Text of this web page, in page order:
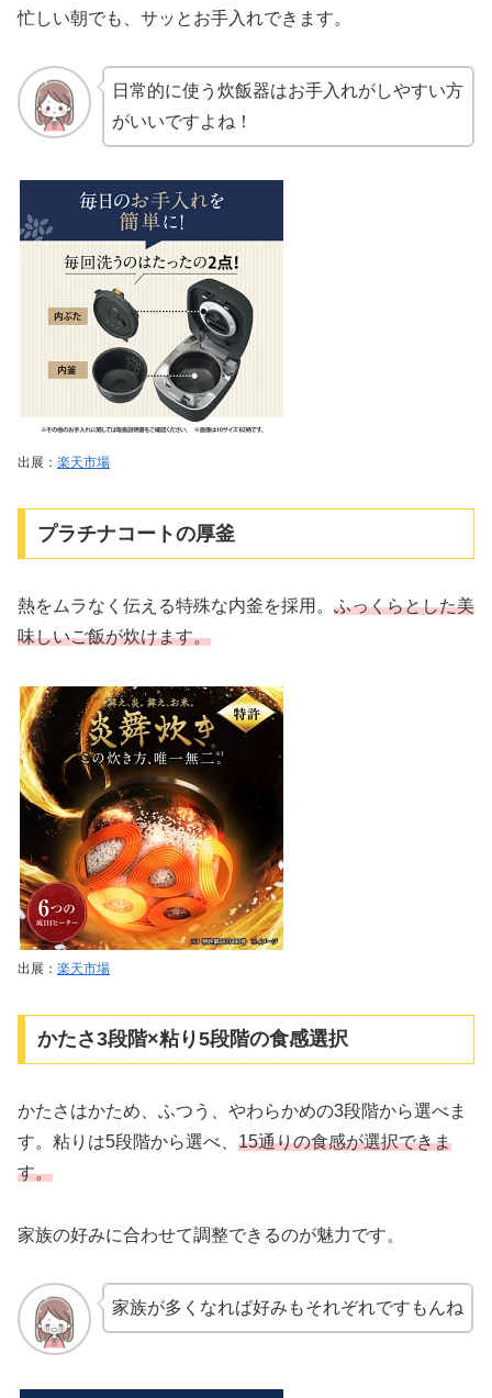
忙しい朝でも、サッとお手入れできます。
日常的に使う炊飯器はお手入れがしやすい方
がいいですよね！
出展： 楽天市場
プラチナコートの厚釜
熱をムラなく伝える特殊な内釜を採用。 ふっくらとした美
味しいご飯が炊けます。
出展： 楽天市場
かたさ3段階×粘り5段階の食感選択
かたさはかため、ふつう、やわらかめの3段階から選べま
す。粘りは5段階から選べ、 15通りの食感が選択できま
す。
家族の好みに合わせて調整できるのが魅力です。
家族が多くなれば好みもそれぞれですもんね